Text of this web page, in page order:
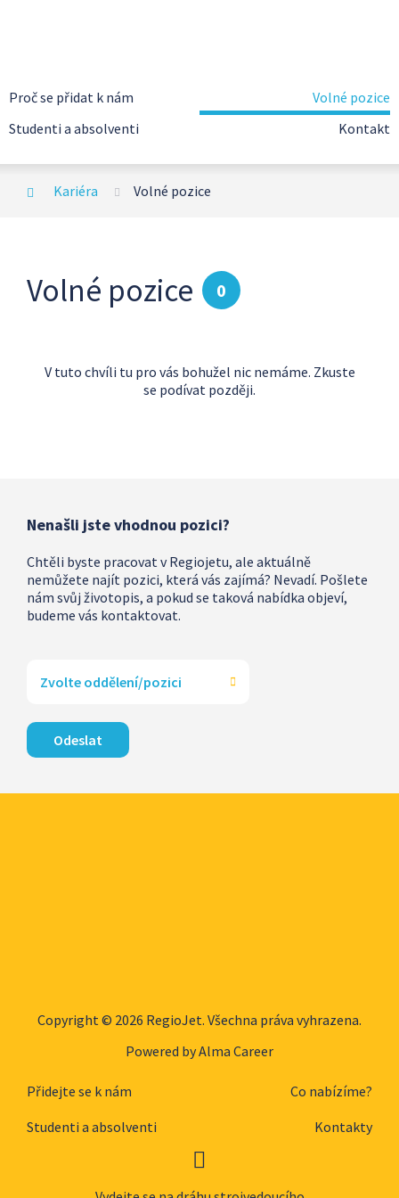
Proč se přidat k nám
Volné pozice
Studenti a absolventi
Kontakt
Kariéra Volné pozice
Volné pozice 0
V tuto chvíli tu pro vás bohužel nic nemáme. Zkuste
se podívat později.
Nenašli jste vhodnou pozici?
Chtěli byste pracovat v Regiojetu, ale aktuálně
nemůžete najít pozici, která vás zajímá? Nevadí. Pošlete
nám svůj životopis, a pokud se taková nabídka objeví,
budeme vás kontaktovat.
Zvolte oddělení/pozici
Odeslat
Copyright © 2026 RegioJet. Všechna práva vyhrazena.
Powered byAlma Career
Přidejte se k nám
Co nabízíme?
Studenti a absolventi
Kontakty